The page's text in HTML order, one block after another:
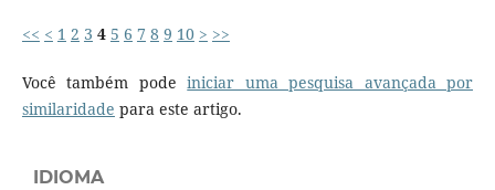
<< < 1 2 3 4 5 6 7 8 9 10 > >>
Você também podeiniciar uma pesquisa avançada por
similaridade para este artigo.
IDIOMA